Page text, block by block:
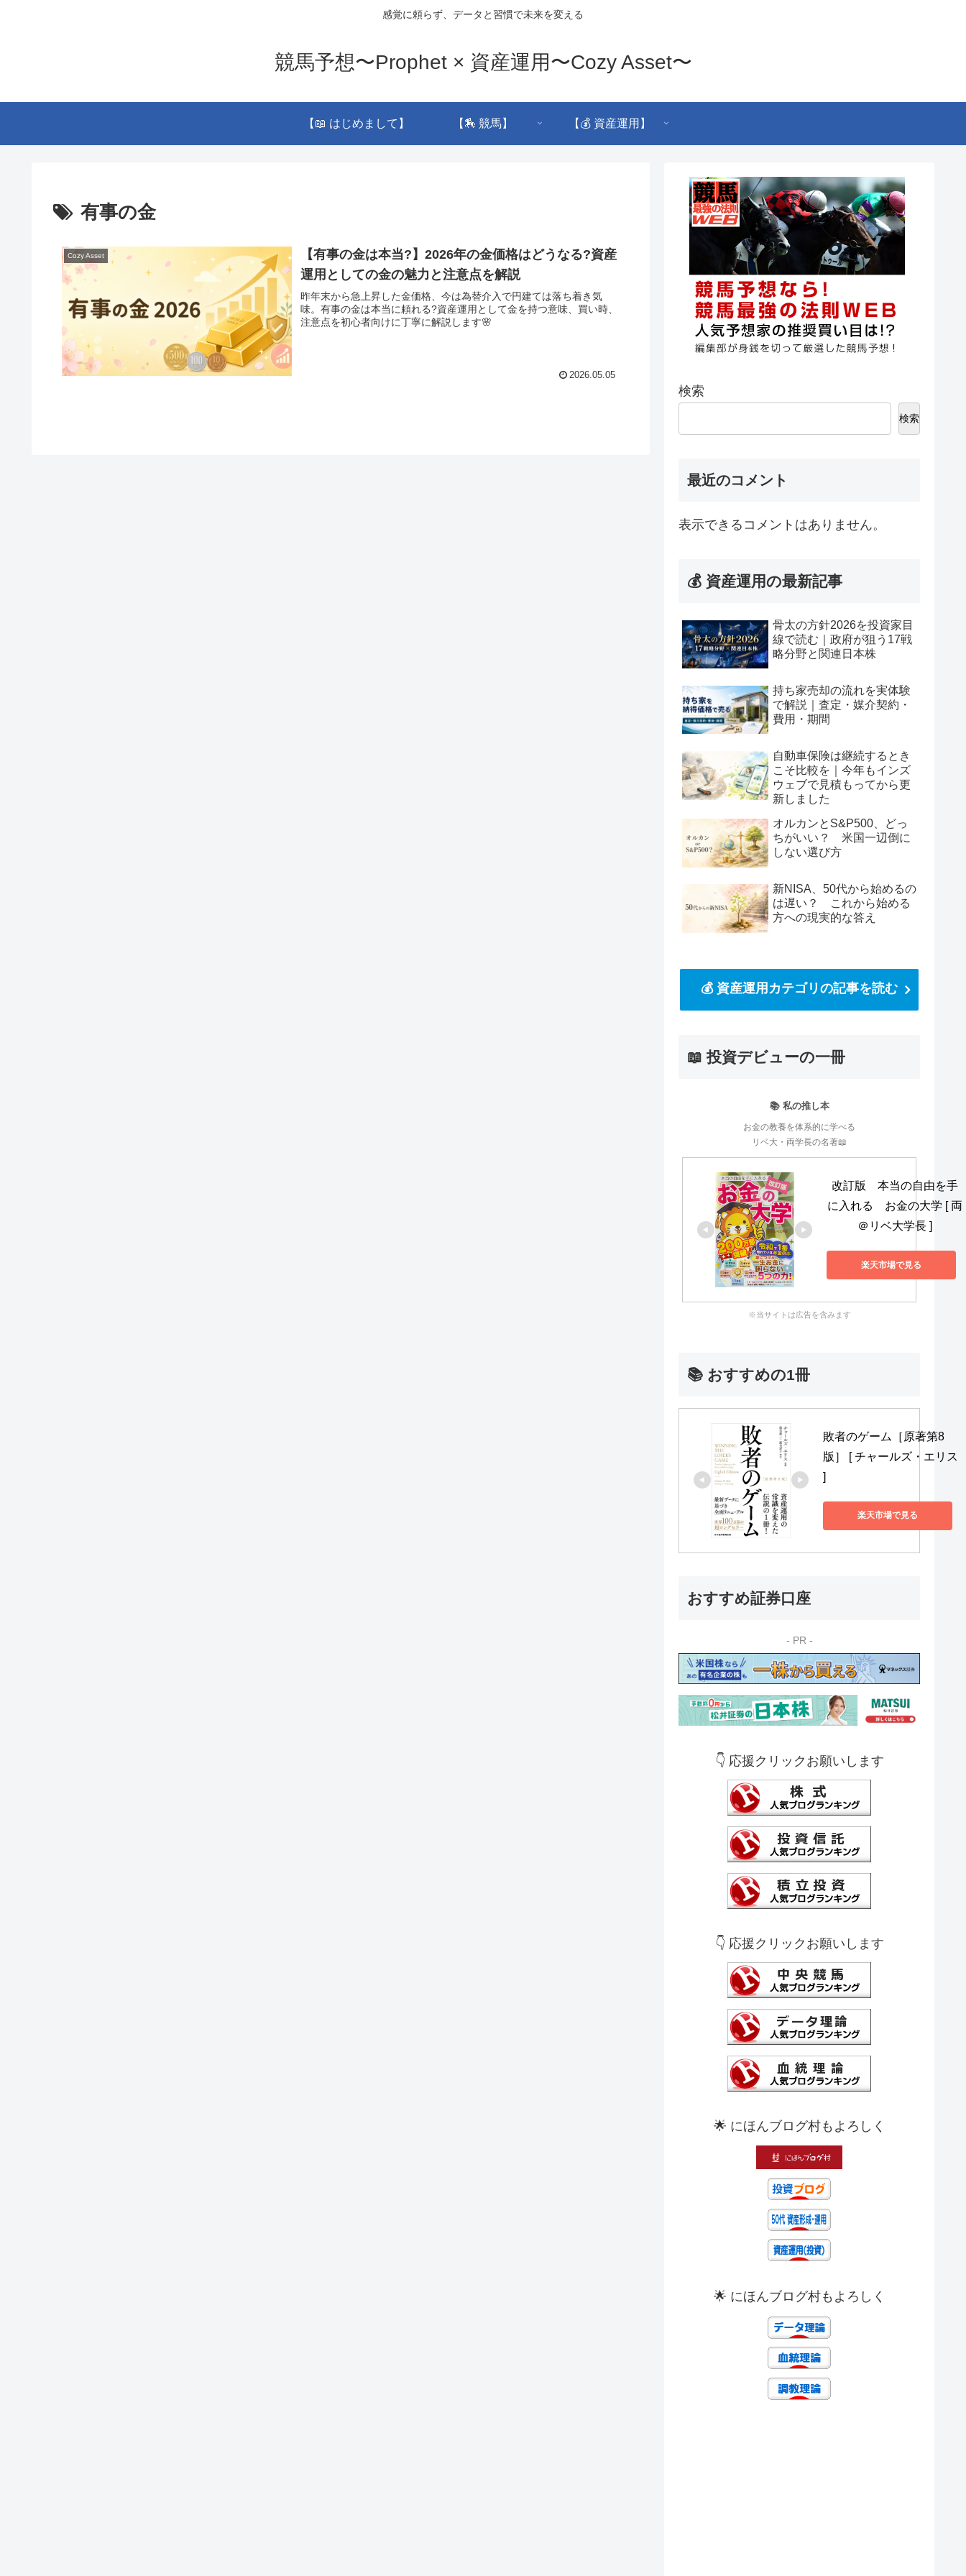
感覚に頼らず、データと習慣で未来を変える
競馬予想〜Prophet × 資産運用〜Cozy Asset〜
【📖 はじめまして】 【🏇 競馬】 【💰 資産運用】
有事の金
Cozy Asset
【有事の金は本当?】2026年の金価格はどうなる?資産
運用としての金の魅力と注意点を解説
昨年末から急上昇した金価格、今は為替介入で円建ては落ち着き気
味。有事の金は本当に頼れる?資産運用として金を持つ意味、買い時、
注意点を初心者向けに丁寧に解説します🌸
2026.05.05
検索
検索
最近のコメント
表示できるコメントはありません。
💰 資産運用の最新記事
骨太の方針2026を投資家目
線で読む｜政府が狙う17戦
略分野と関連日本株
持ち家売却の流れを実体験
で解説｜査定・媒介契約・
費用・期間
自動車保険は継続するとき
こそ比較を｜今年もインズ
ウェブで見積もってから更
新しました
オルカンとS&P500、どっ
ちがいい？ 米国一辺倒に
しない選び方
新NISA、50代から始めるの
は遅い？ これから始める
方への現実的な答え
💰 資産運用カテゴリの記事を読む
📖 投資デビューの一冊
📚 私の推し本
お金の教養を体系的に学べる
リベ大・両学長の名著📖
改訂版　本当の自由を手
に入れる　お金の大学 [ 両
＠リベ大学長 ]
楽天市場で見る
※当サイトは広告を含みます
📚 おすすめの1冊
敗者のゲーム［原著第8
版］ [ チャールズ・エリス
]
楽天市場で見る
おすすめ証券口座
- PR -
👇 応援クリックお願いします
👇 応援クリックお願いします
🌟 にほんブログ村もよろしく
🌟 にほんブログ村もよろしく